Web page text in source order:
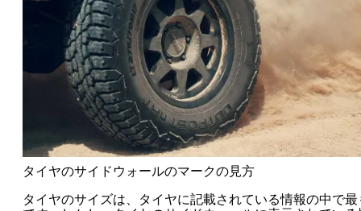
タイヤのサイドウォールのマークの見方
タイヤのサイズは、タイヤに記載されている情報の中で